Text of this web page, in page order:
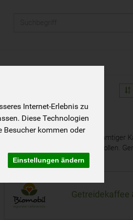
Internet-Erlebnis zu
Diese Technologien
Besucher kommen oder
Einstellungen ändern
und Früchtetees sowie samtiger
und strengste Kontrollen.
Getreidekaffee